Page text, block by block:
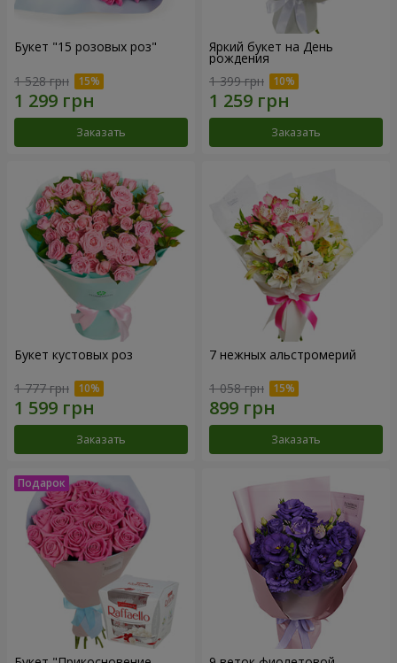
Букет "15 розовых роз"
1 528 грн
Заказать
Яркий букет на День
рождения
1 399 грн
Заказать
Букет кустовых роз
1 777 грн
Заказать
7 нежных альстромерий
1 058 грн
Заказать